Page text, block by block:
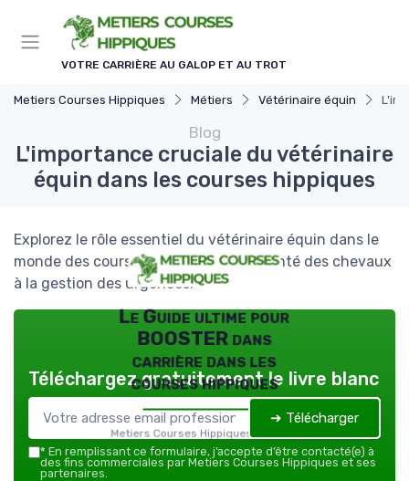
VOTRE CARRIÈRE AU GALOP ET AU TROT
Metiers Courses Hippiques Métiers Vétérinaire équin
Blog
L'importance cruciale du vétérinaire
équin dans les courses hippiques
Explorez le rôle essentiel du vétérinaire équin dans le
monde des courses hippiques, de la santé des chevaux
à la gestion des urgences.
Le Guide ultime pour
BOOSTER dans
carrière dans les
courses hippiques
Metiers Courses Hippiques — 2026
Téléchargez gratuitement le livre blanc
➔ Télécharger
* En remplissant ce formulaire, j’accepte d’être contacté(e) à
des fins commerciales par Metiers Courses Hippiques et ses
partenaires.
Panneau de gestion des cookies